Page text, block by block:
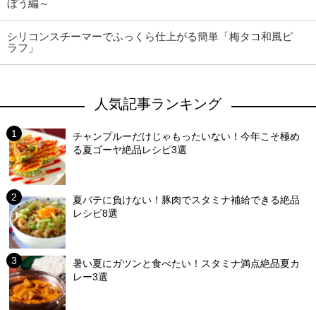
ぼう編～
シリコンスチーマーでふっくら仕上がる簡単「梅タコ和風ピ
ラフ」
人気記事ランキング
チャンプルーだけじゃもったいない！今年こそ極め
る夏ゴーヤ絶品レシピ3選
夏バテに負けない！豚肉でスタミナ補給できる絶品
レシピ8選
暑い夏にガツンと食べたい！スタミナ満点絶品夏カ
レー3選